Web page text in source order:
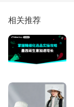
相关推荐